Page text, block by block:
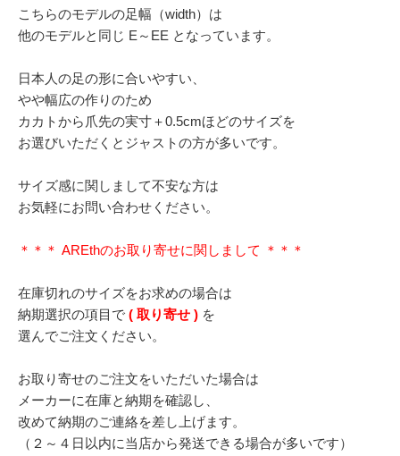
こちらのモデルの足幅（width）は
他のモデルと同じ E～EE となっています。
日本人の足の形に合いやすい、
やや幅広の作りのため
カカトから爪先の実寸＋0.5cmほどのサイズを
お選びいただくとジャストの方が多いです。
サイズ感に関しまして不安な方は
お気軽にお問い合わせください。
＊＊＊ AREthのお取り寄せに関しまして ＊＊＊
在庫切れのサイズをお求めの場合は
納期選択の項目で ( 取り寄せ ) を
選んでご注文ください。
お取り寄せのご注文をいただいた場合は
メーカーに在庫と納期を確認し、
改めて納期のご連絡を差し上げます。
（２～４日以内に当店から発送できる場合が多いです）